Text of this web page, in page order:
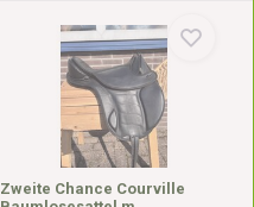
Zweite Chance Courville